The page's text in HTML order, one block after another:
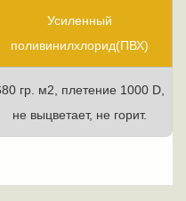
Усиленный
поливинилхлорид(ПВХ)
гр. м2, плетение 1000 D,
не выцветает, не горит.